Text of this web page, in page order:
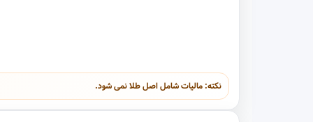
نکته: مالیات شامل اصل طلا نمی شود.